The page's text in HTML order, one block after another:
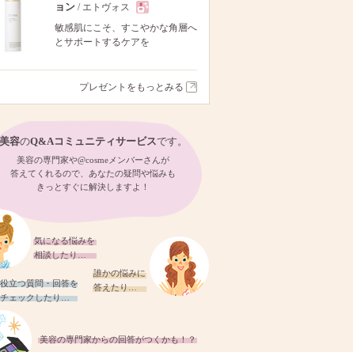
ョン / エトヴォス
現
品
敏感肌にこそ、すこやかな角層へ
とサポートするケアを
プレゼントをもっとみる
美容のQ&Aコミュニティサービスです。
美容の専門家や@cosmeメンバーさんが
答えてくれるので、あなたの疑問や悩みも
きっとすぐに解決しますよ！
気になる悩みを
相談したり…
誰かの悩みに
答えたり…
役立つ質問・回答を
チェックしたり…
美容の専門家からの回答がつくかも！？